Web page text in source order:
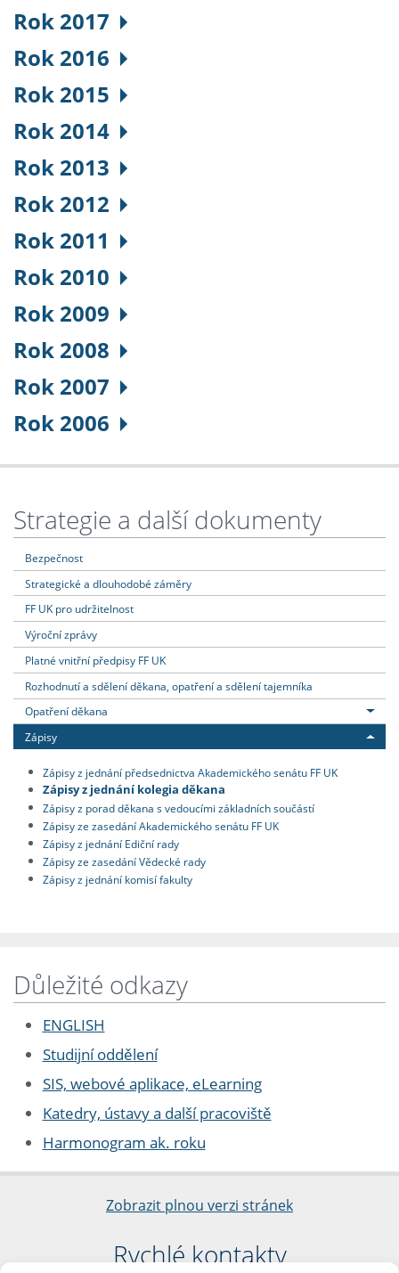
Rok 2017
Rok 2016
Rok 2015
Rok 2014
Rok 2013
Rok 2012
Rok 2011
Rok 2010
Rok 2009
Rok 2008
Rok 2007
Rok 2006
Strategie a další dokumenty
Bezpečnost
Strategické a dlouhodobé záměry
FF UK pro udržitelnost
Výroční zprávy
Platné vnitřní předpisy FF UK
Rozhodnutí a sdělení děkana, opatření a sdělení tajemníka
Opatření děkana
Zápisy
Zápisy z jednání předsednictva Akademického senátu FF UK
Zápisy z jednání kolegia děkana
Zápisy z porad děkana s vedoucími základních součástí
Zápisy ze zasedání Akademického senátu FF UK
Zápisy z jednání Ediční rady
Zápisy ze zasedání Vědecké rady
Zápisy z jednání komisí fakulty
Důležité odkazy
ENGLISH
Studijní oddělení
SIS, webové aplikace, eLearning
Katedry, ústavy a další pracoviště
Harmonogram ak. roku
Zobrazit plnou verzi stránek
Rychlé kontakty